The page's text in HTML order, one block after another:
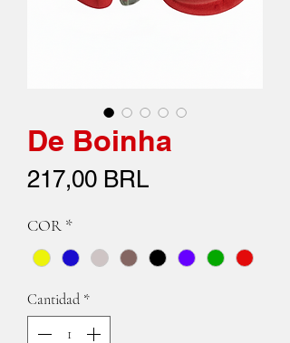
De Boinha
217,00 BRLPrecio
COR *
Cantidad *